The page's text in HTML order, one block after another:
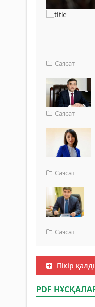
Саясат
Саясат
Саясат
Саясат
Пікір
PDF